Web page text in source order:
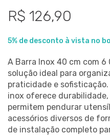
R$ 126,90
5% de desconto à vista no
A Barra Inox 40 cm com 6
solução ideal para
praticidade e
inox oferece
permitem pendurar
acessórios diversos de
de instalação completo